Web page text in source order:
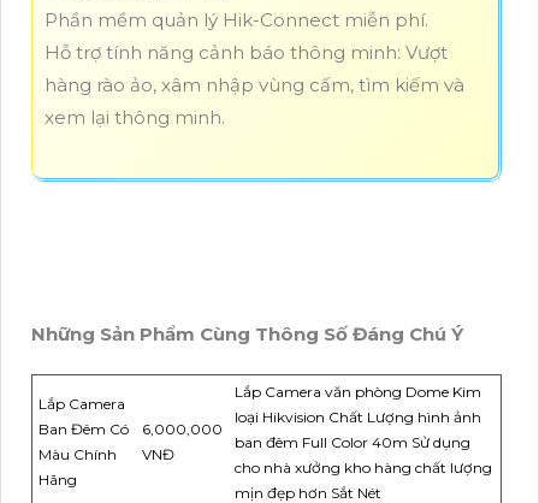
Phần mềm quản lý Hik-Connect miễn phí.
Hỗ trợ tính năng cảnh báo thông minh: Vượt
hàng rào ảo, xâm nhập vùng cấm, tìm kiếm và
xem lại thông minh.
Những Sản Phẩm Cùng Thông Số Đáng Chú Ý
Lắp Camera
Ban Đêm Có
Màu Chính
Hãng
6,000,000
VNĐ
Lắp Camera văn phòng Dome Kim
loại Hikvision Chất Lượng hình ảnh
ban đêm Full Color 40m Sử dụng
cho nhà xưởng kho hàng chất lượng
mịn đẹp hơn Sắt Nét